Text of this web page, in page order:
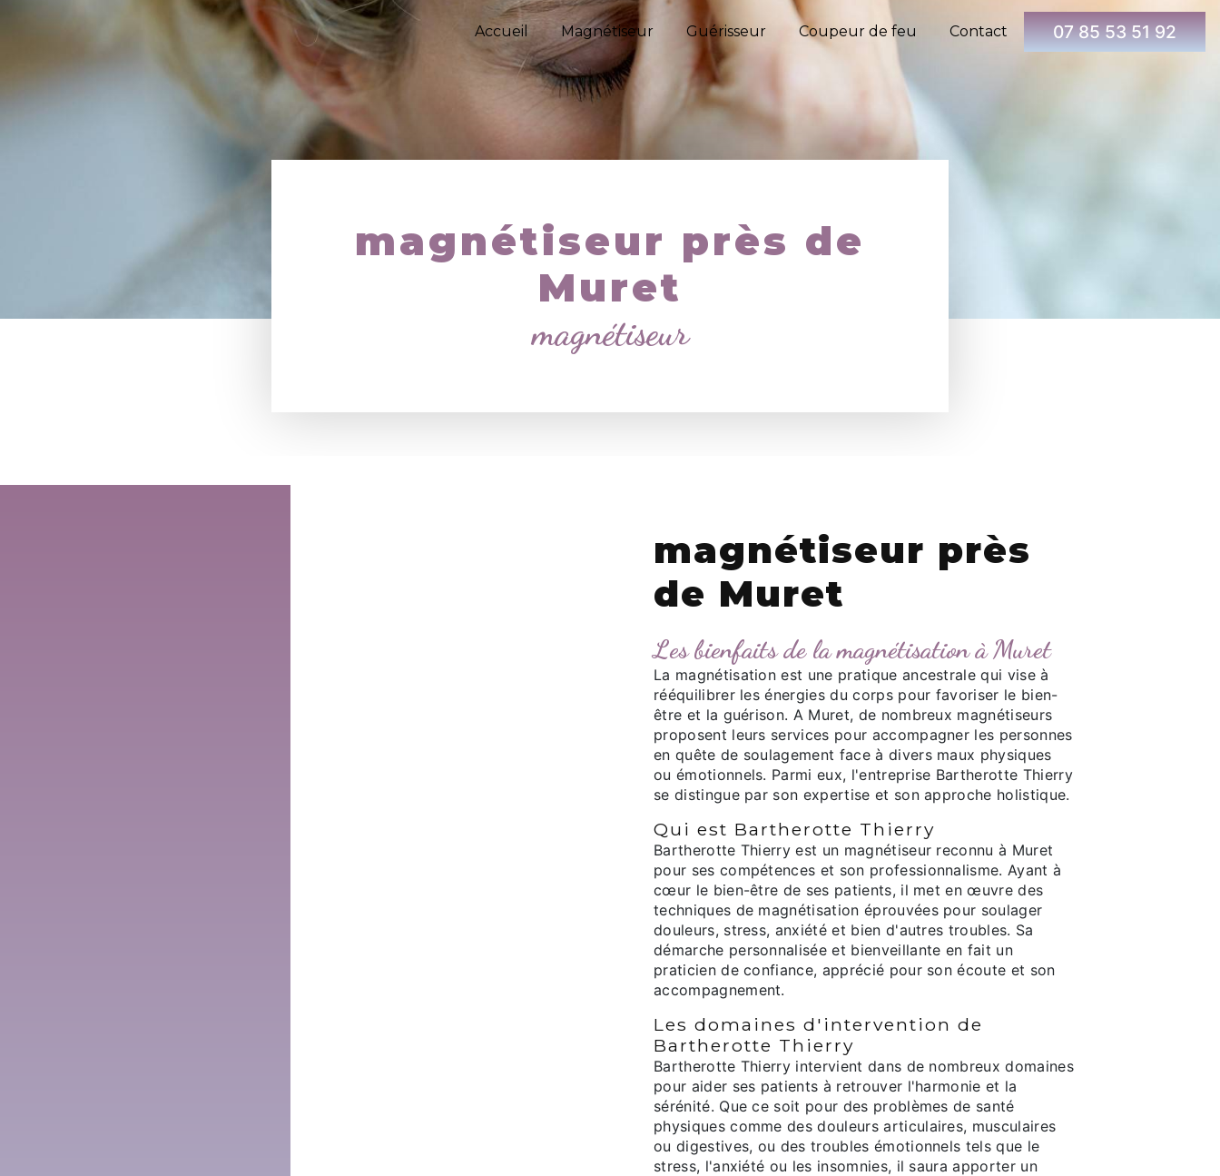
Accueil Magnétiseur Guérisseur Coupeur de feu Contact 07 85 53 51 92
magnétiseur près de
Muret
magnétiseur
magnétiseur près
de Muret
Les bienfaits de la magnétisation à Muret
La magnétisation est une pratique ancestrale qui vise à
rééquilibrer les énergies du corps pour favoriser le bien-
être et la guérison. A Muret, de nombreux magnétiseurs
proposent leurs services pour accompagner les personnes
en quête de soulagement face à divers maux physiques
ou émotionnels. Parmi eux, l'entreprise Bartherotte Thierry
se distingue par son expertise et son approche holistique.
Qui est Bartherotte Thierry
Bartherotte Thierry est un magnétiseur reconnu à Muret
pour ses compétences et son professionnalisme. Ayant à
cœur le bien-être de ses patients, il met en œuvre des
techniques de magnétisation éprouvées pour soulager
douleurs, stress, anxiété et bien d'autres troubles. Sa
démarche personnalisée et bienveillante en fait un
praticien de confiance, apprécié pour son écoute et son
accompagnement.
Les domaines d'intervention de
Bartherotte Thierry
Bartherotte Thierry intervient dans de nombreux domaines
pour aider ses patients à retrouver l'harmonie et la
sérénité. Que ce soit pour des problèmes de santé
physiques comme des douleurs articulaires, musculaires
ou digestives, ou des troubles émotionnels tels que le
stress, l'anxiété ou les insomnies, il saura apporter un
Panneau de gestion des cookies